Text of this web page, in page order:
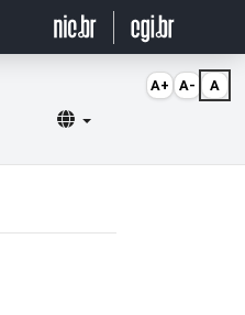
Selecionar idioma
A+ A- A